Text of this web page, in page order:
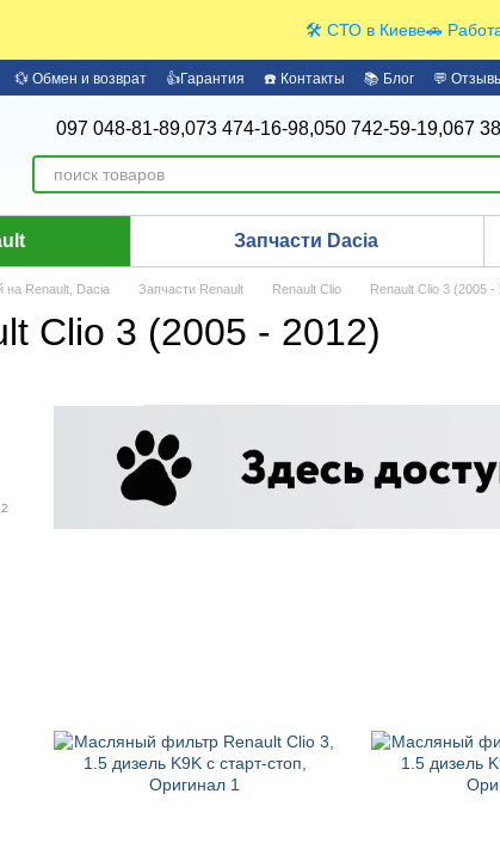
🛠️ СТО в Киеве🚗
💱 Обмен и возврат 👍Гарантия ☎️ Контакты 📚 Блог 💬
097 048-81-89,073 474-16-98,050 742-59-19,067
Запчасти Dacia
на Renault, Dacia Запчасти Renault Renault Clio Renault Clio 3 (2005 -
Clio 3 (2005 - 2012)
2